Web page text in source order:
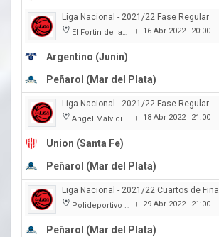
Liga Nacional - 2021/22 Fase Regular
El Fortin de las Morochas | 16 Abr 2022 20:00
Argentino (Junin)
Peñarol (Mar del Plata)
Liga Nacional - 2021/22 Fase Regular
Angel Malvicino | 18 Abr 2022 21:00
Union (Santa Fe)
Peñarol (Mar del Plata)
Liga Nacional - 2021/22 Cuartos de Final
Polideportivo Islas Malvinas | 29 Abr 2022 21:00
Peñarol (Mar del Plata)